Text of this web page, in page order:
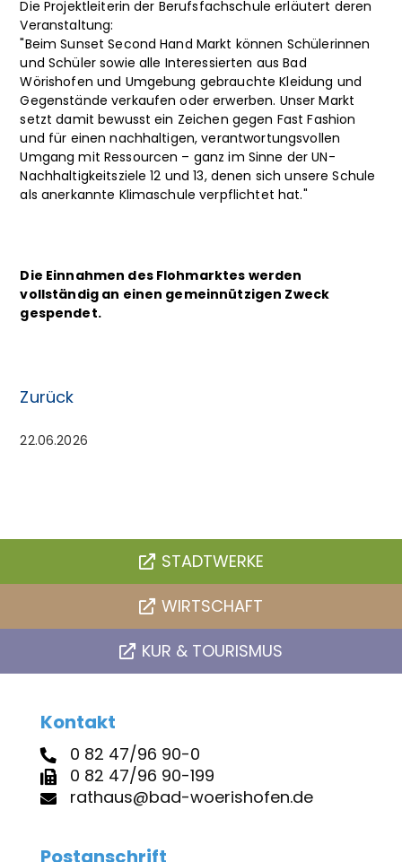
Die Projektleiterin der Berufsfachschule erläutert deren
Veranstaltung:
"Beim Sunset Second Hand Markt können Schülerinnen
und Schüler sowie alle Interessierten aus Bad
Wörishofen und Umgebung gebrauchte Kleidung und
Gegenstände verkaufen oder erwerben. Unser Markt
setzt damit bewusst ein Zeichen gegen Fast Fashion
und für einen nachhaltigen, verantwortungsvollen
Umgang mit Ressourcen – ganz im Sinne der UN-
Nachhaltigkeitsziele 12 und 13, denen sich unsere Schule
als anerkannte Klimaschule verpflichtet hat."
Die Einnahmen des Flohmarktes werden
vollständig an einen gemeinnützigen Zweck
gespendet.
Zurück
22.06.2026
STADTWERKE
WIRTSCHAFT
KUR & TOURISMUS
Kontakt
0 82 47/96 90-0
0 82 47/96 90-199
rathaus@bad-woerishofen.de
Postanschrift